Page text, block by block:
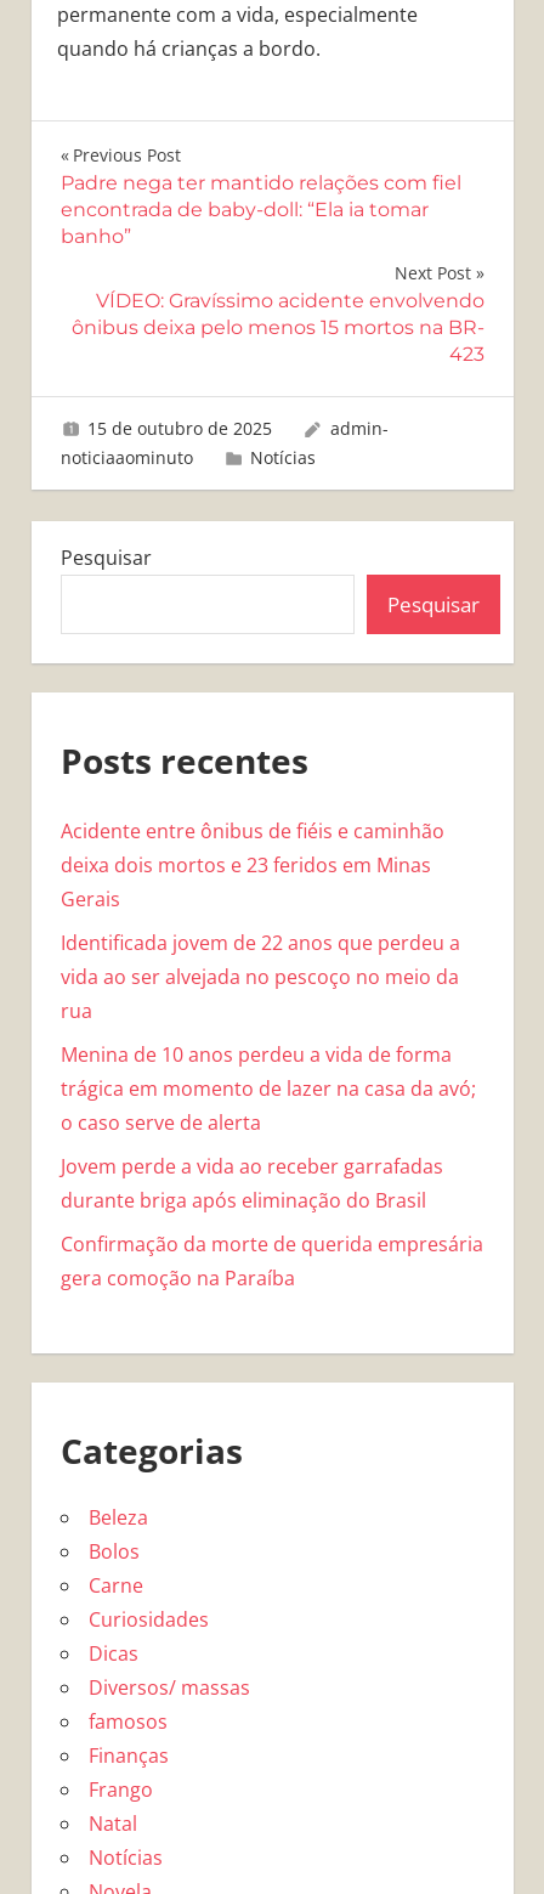
permanente com a vida, especialmente
quando há crianças a bordo.
Navegação
de
Post
Previous Post
Padre nega ter mantido relações com fiel
encontrada de baby-doll: “Ela ia tomar
banho”
Next Post
VÍDEO: Gravíssimo acidente envolvendo
ônibus deixa pelo menos 15 mortos na BR-
423
15 de outubro de 2025
admin-
noticiaaominuto
Notícias
Pesquisar
Pesquisar
Posts recentes
Acidente entre ônibus de fiéis e caminhão
deixa dois mortos e 23 feridos em Minas
Gerais
Identificada jovem de 22 anos que perdeu a
vida ao ser alvejada no pescoço no meio da
rua
Menina de 10 anos perdeu a vida de forma
trágica em momento de lazer na casa da avó;
o caso serve de alerta
Jovem perde a vida ao receber garrafadas
durante briga após eliminação do Brasil
Confirmação da morte de querida empresária
gera comoção na Paraíba
Categorias
Beleza
Bolos
Carne
Curiosidades
Dicas
Diversos/ massas
famosos
Finanças
Frango
Natal
Notícias